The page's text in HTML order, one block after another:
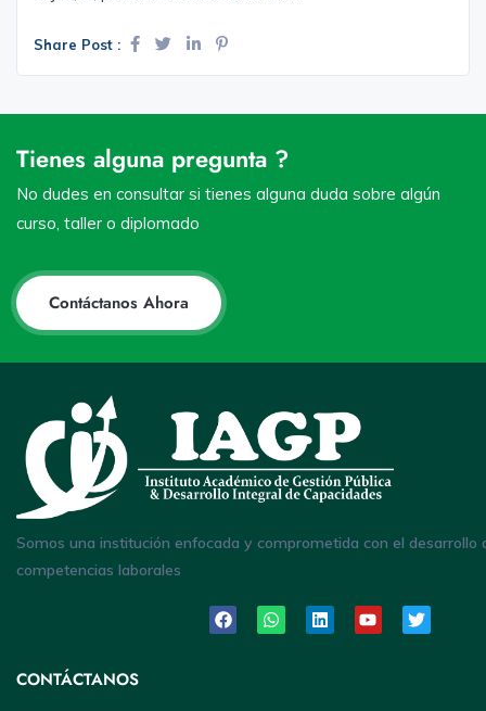
Share Post :
Tienes alguna pregunta ?
No dudes en consultar si tienes alguna duda sobre algún
curso, taller o diplomado
Contáctanos Ahora
Somos una institución enfocada y comprometida con el desarrollo
competencias laborales
CONTÁCTANOS